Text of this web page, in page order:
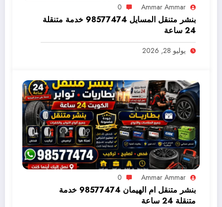
Ammar Ammar
0
بنشر متنقل المسايل 98577474 خدمة متنقلة
24 ساعة
يوليو 28, 2026
Ammar Ammar
0
بنشر متنقل ام الهيمان 98577474 خدمة
متنقلة 24 ساعة